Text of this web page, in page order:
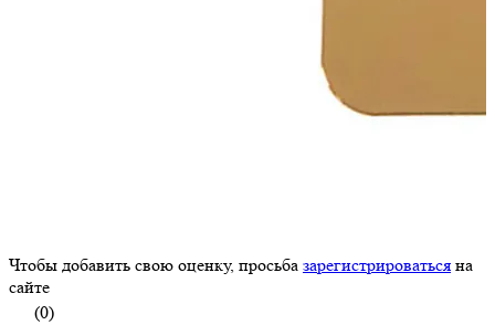
Чтобы добавить свою оценку, просьба зарегистрироваться на
сайте
(0)